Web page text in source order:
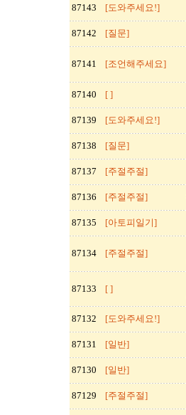
87143 [도와주세요!]
87142 [질문]
87141 [조언해주세요]
87140 [ ]
87139 [도와주세요!]
87138 [질문]
87137 [주절주절]
87136 [주절주절]
87135 [아토피일기]
87134 [주절주절]
87133 [ ]
87132 [도와주세요!]
87131 [일반]
87130 [일반]
87129 [주절주절]